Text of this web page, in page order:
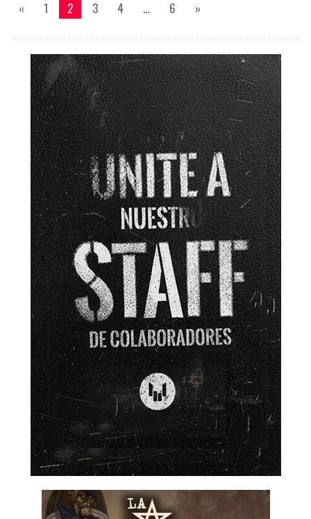
« 1 2 3 4 … 6 »